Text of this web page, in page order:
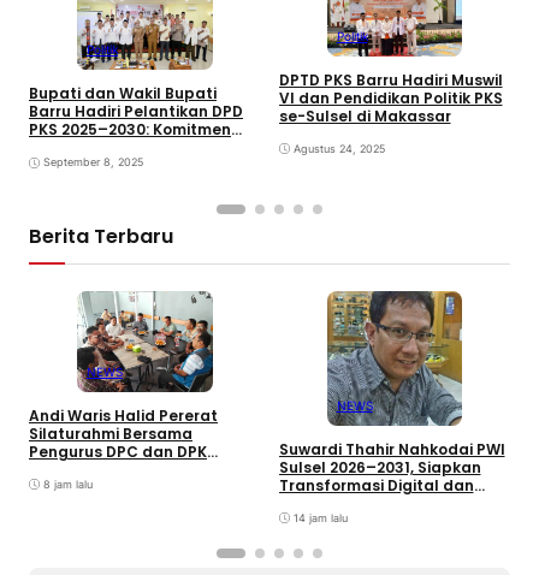
Politik
Bupati dan Wakil Bupati
Barru Hadiri Pelantikan DPD
PKS 2025–2030: Komitmen
September 8, 2025
Politik
DPTD PKS Barru Hadiri Muswil
VI dan Pendidikan Politik PKS
se-Sulsel di Makassar
Agustus 24, 2025
Berita Terbaru
NEWS
Andi Waris Halid Pererat
Silaturahmi Bersama
Pengurus DPC dan DPK
8 jam lalu
NEWS
Suwardi Thahir Nahkodai PWI
Sulsel 2026–2031, Siapkan
Transformasi Digital dan
14 jam lalu